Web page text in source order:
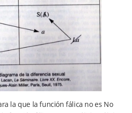
la que la función fálica no es No